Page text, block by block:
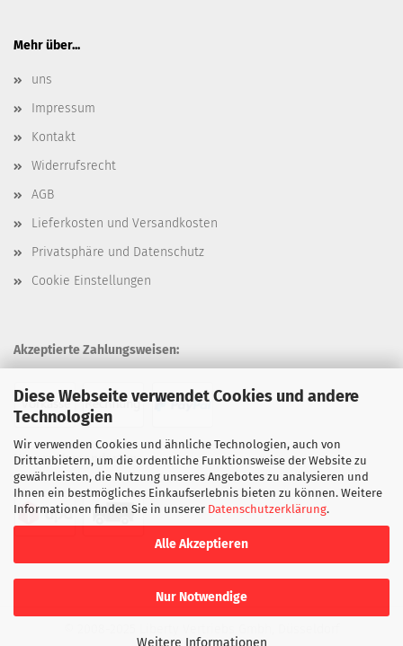
Diese Webseite verwendet Cookies und andere
Technologien
Wir verwenden Cookies und ähnliche Technologien, auch von
Drittanbietern, um die ordentliche Funktionsweise der Website zu
gewährleisten, die Nutzung unseres Angebotes zu analysieren und
Ihnen ein bestmögliches Einkaufserlebnis bieten zu können. Weitere
Informationen finden Sie in unserer Datenschutzerklärung.
Alle Akzeptieren
Nur Notwendige
Weitere Informationen
Mehr über...
uns
Impressum
Kontakt
Widerrufsrecht
AGB
Lieferkosten und Versandkosten
Privatsphäre und Datenschutz
Cookie Einstellungen
Akzeptierte Zahlungsweisen:
Unsere Versandarten: